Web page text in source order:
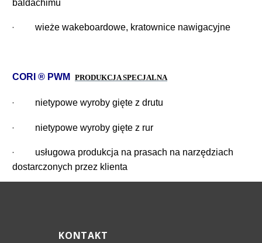
baldachimu
· wieże wakeboardowe, kratownice nawigacyjne
CORI ® PWM PRODUKCJA SPECJALNA
· nietypowe wyroby gięte z drutu
· nietypowe wyroby gięte z rur
·
usługowa produkcja na prasach na narzędziach
dostarczonych przez klienta
KONTAKT